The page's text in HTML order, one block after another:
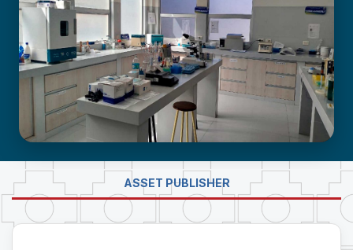
NEURODESARROLLO INFANTIL
LABORATORIO DE INVESTIGACIÓN -
PROUMSA
ASSET PUBLISHER